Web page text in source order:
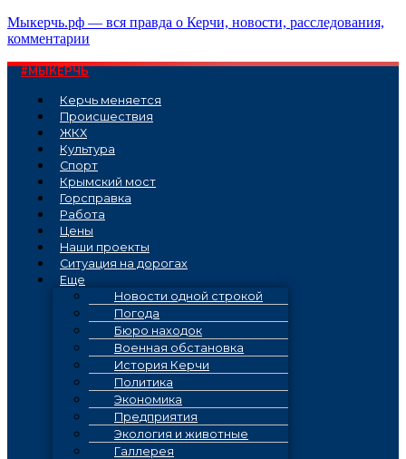
Перейти
к
Мыкерчь.рф — вся правда о Керчи, новости, расследования,
комментарии
#МЫКЕРЧЬ
Керчь меняется
Проиcшествия
ЖКХ
Культура
Спорт
Крымский мост
Горсправка
Работа
Цены
Наши проекты
Ситуация на дорогах
Еще
Новости одной строкой
Погода
Бюро находок
Военная обстановка
История Керчи
Политика
Экономика
Предприятия
Экология и животные
Галлерея